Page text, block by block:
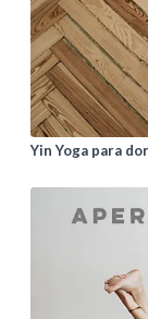
Yin Yoga para